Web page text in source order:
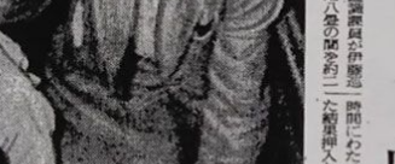
田圭佑が初めて明かした日本代表監督に...
#玉木雄一郎
#亀和田武